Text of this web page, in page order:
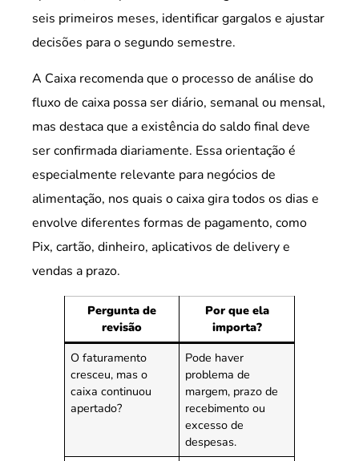
seis primeiros meses, identificar gargalos e ajustar
decisões para o segundo semestre.
A Caixa recomenda que o processo de análise do
fluxo de caixa possa ser diário, semanal ou mensal,
mas destaca que a existência do saldo final deve
ser confirmada diariamente. Essa orientação é
especialmente relevante para negócios de
alimentação, nos quais o caixa gira todos os dias e
envolve diferentes formas de pagamento, como
Pix, cartão, dinheiro, aplicativos de delivery e
vendas a prazo.
Pergunta de
revisão
Por que ela
importa?
O faturamento
cresceu, mas o
caixa continuou
apertado?
Pode haver
problema de
margem, prazo de
recebimento ou
excesso de
despesas.